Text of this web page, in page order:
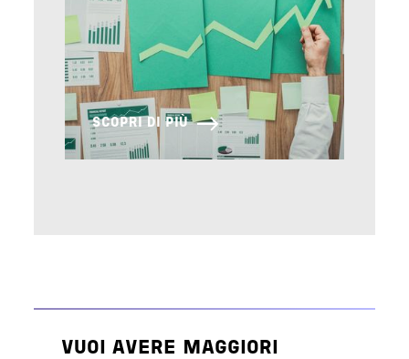
SCOPRI DI PIÙ
VUOI AVERE MAGGIORI